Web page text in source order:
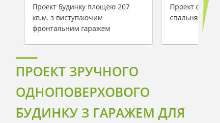
Проект будинку площею 207
кв.м. з виступаючим
фронтальним гаражем
Проект
спальнями и
ПРОЕКТ ЗРУЧНОГО
ОДНОПОВЕРХОВОГО
БУДИНКУ З ГАРАЖЕМ ДЛЯ